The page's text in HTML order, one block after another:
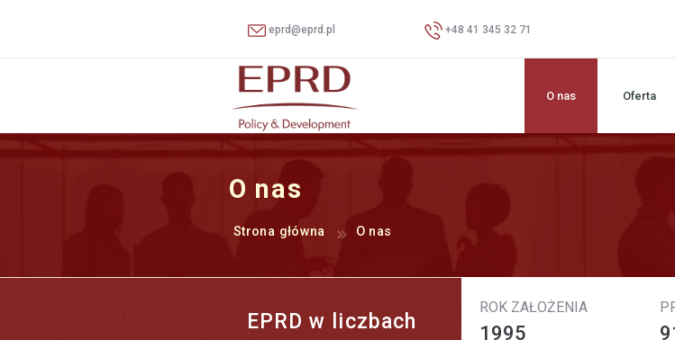
eprd@eprd.pl +48 41 345 32 71
O nas Oferta
O nas
Strona główna O nas
EPRD w liczbach
ROK ZAŁOŻENIA
1995